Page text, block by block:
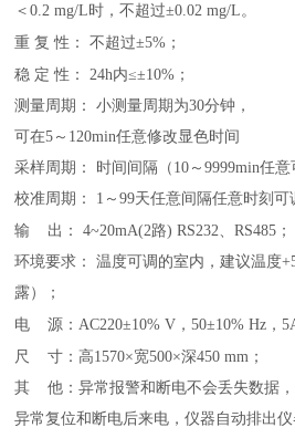
＜0.2 mg/L时，不超过±0.02 mg/L。
重 复 性： 不超过±5% ；
稳 定 性： 24h内≤±10% ；
测量周期： 小测量周期为30分钟，
可在5～120min任意修改显色时间
采样周期： 时间间隔（10～9999min任
校准周期： 1～99天任意间隔任意时刻可
输
出： 4~20mA(2路) RS232、RS485 ；
环境要求： 温度可调的室内，建议温度
露）
；
电
源：AC220±10% V，50±10% Hz，
尺
寸：高1570×宽500×深450 mm ；
其 他：异常报警和断电不会丢失数据 ，
异常复位和断电后来电，仪器自动排出